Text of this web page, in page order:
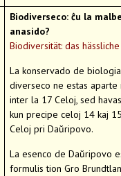
Biodiverseco: ĉu la
anasido?
Biodiversität: das
La konservado de biologia
diverseco ne estas aparte
inter la 17 Celoj, sed
kun precipe celoj 14 kaj
Celoj pri Daŭripovo.
La esenco de Daŭripovo
formulis tion Gro